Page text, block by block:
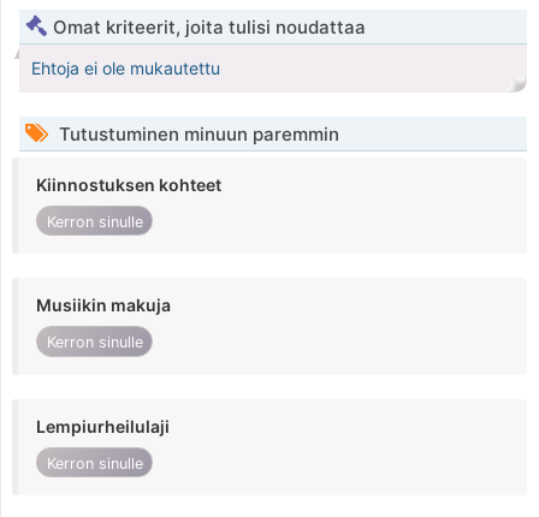
Omat kriteerit, joita tulisi noudattaa
Ehtoja ei ole mukautettu
Tutustuminen minuun paremmin
Kiinnostuksen kohteet
Kerron sinulle
Musiikin makuja
Kerron sinulle
Lempiurheilulaji
Kerron sinulle